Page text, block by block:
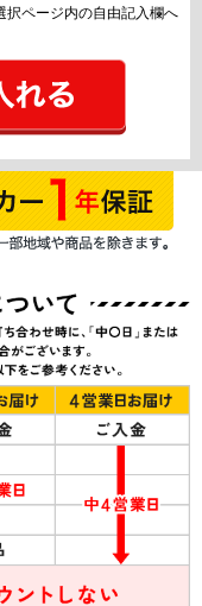
択ページ内の自由記入欄へ